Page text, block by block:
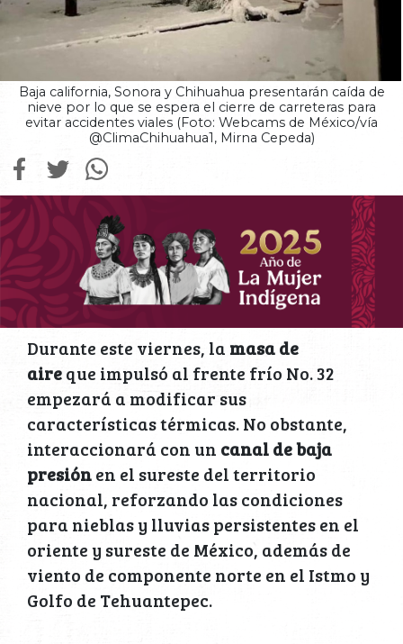
Baja california, Sonora y Chihuahua presentarán caída de
nieve por lo que se espera el cierre de carreteras para
evitar accidentes viales (Foto: Webcams de México/vía
@ClimaChihuahua1, Mirna Cepeda)
Durante este viernes, la masa de
aireque impulsó al frente frío No. 32
empezará a modificar sus
características térmicas. No obstante,
interaccionará con un canal de baja
presiónen el sureste del territorio
nacional, reforzando las condiciones
para nieblas y lluvias persistentes en el
oriente y sureste de México, además de
viento de componente norte en el Istmo y
Golfo de Tehuantepec.